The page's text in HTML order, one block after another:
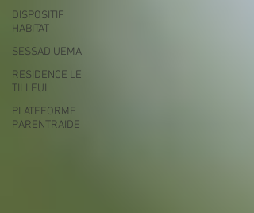
DISPOSITIF
HABITAT
SESSAD UEMA
RESIDENCE LE
TILLEUL
PLATEFORME
PARENTRAIDE